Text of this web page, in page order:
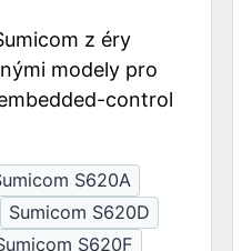
z éry
modely pro
control
S620A
Sumicom S620D
S620F